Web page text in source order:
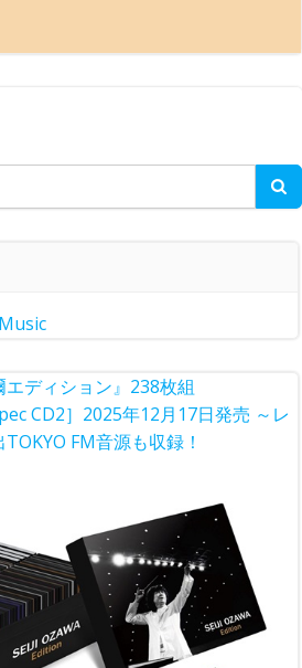
エディション』238枚組
CD2］2025年12月17日発売 ～レ
FM音源も収録！